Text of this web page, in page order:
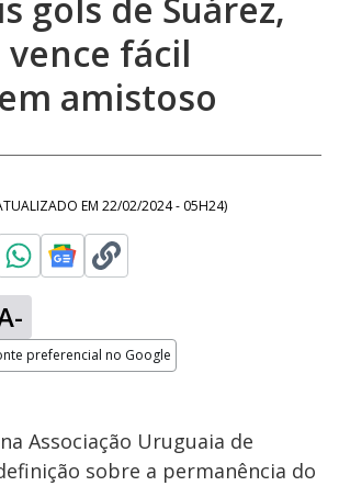
fácil
amistoso
EM 22/02/2024 - 05H24)
preferencial no Google
Associação Uruguaia de
sobre a permanência do